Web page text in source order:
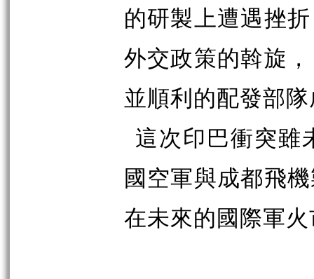
的研製上遭遇挫
外交政策的斡旋
並順利的配發部
這次印巴衝突雖
國空軍與成都飛
在未來的國際軍